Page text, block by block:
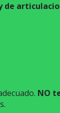
de
NO